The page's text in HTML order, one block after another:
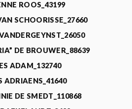
ROOS_43199
SCHOORISSE_27660
DE BROUWER_88639
ADAM_132740
ADRIAENS_41640
DE SMEDT_110868